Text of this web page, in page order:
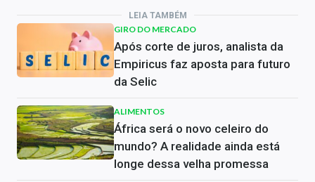
LEIA TAMBÉM
GIRO DO MERCADO
Após corte de juros, analista da
Empiricus faz aposta para futuro
da Selic
ALIMENTOS
África será o novo celeiro do
mundo? A realidade ainda está
longe dessa velha promessa